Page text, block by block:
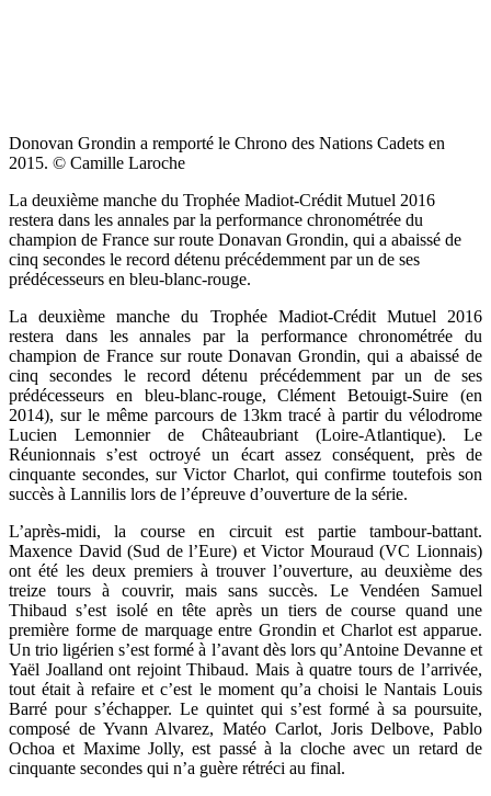
Donovan Grondin a remporté le Chrono des Nations Cadets en
2015. © Camille Laroche
La deuxième manche du Trophée Madiot-Crédit Mutuel 2016
restera dans les annales par la performance chronométrée du
champion de France sur route Donavan Grondin, qui a abaissé de
cinq secondes le record détenu précédemment par un de ses
prédécesseurs en bleu-blanc-rouge.
La deuxième manche du Trophée Madiot-Crédit Mutuel 2016
restera dans les annales par la performance chronométrée du
champion de France sur route Donavan Grondin, qui a abaissé de
cinq secondes le record détenu précédemment par un de ses
prédécesseurs en bleu-blanc-rouge, Clément Betouigt-Suire (en
2014), sur le même parcours de 13km tracé à partir du vélodrome
Lucien Lemonnier de Châteaubriant (Loire-Atlantique). Le
Réunionnais s’est octroyé un écart assez conséquent, près de
cinquante secondes, sur Victor Charlot, qui confirme toutefois son
succès à Lannilis lors de l’épreuve d’ouverture de la série.
L’après-midi, la course en circuit est partie tambour-battant.
Maxence David (Sud de l’Eure) et Victor Mouraud (VC Lionnais)
ont été les deux premiers à trouver l’ouverture, au deuxième des
treize tours à couvrir, mais sans succès. Le Vendéen Samuel
Thibaud s’est isolé en tête après un tiers de course quand une
première forme de marquage entre Grondin et Charlot est apparue.
Un trio ligérien s’est formé à l’avant dès lors qu’Antoine Devanne et
Yaël Joalland ont rejoint Thibaud. Mais à quatre tours de l’arrivée,
tout était à refaire et c’est le moment qu’a choisi le Nantais Louis
Barré pour s’échapper. Le quintet qui s’est formé à sa poursuite,
composé de Yvann Alvarez, Matéo Carlot, Joris Delbove, Pablo
Ochoa et Maxime Jolly, est passé à la cloche avec un retard de
cinquante secondes qui n’a guère rétréci au final.